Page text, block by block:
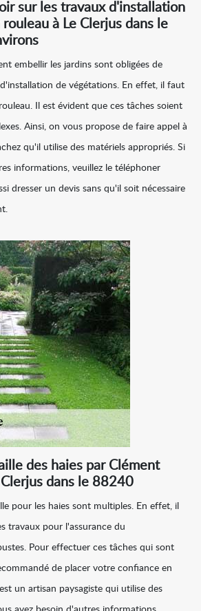
sur les travaux d'installation
à Le Clerjus dans le
embellir les jardins sont obligées de
de végétations. En effet, il faut
Il est évident que ces tâches soient
Ainsi, on vous propose de faire appel à
qu'il utilise des matériels appropriés. Si
informations, veuillez le téléphoner
dresser un devis sans qu'il soit nécessaire
des haies par Clément
Clerjus dans le 88240
pour les haies sont multiples. En effet, il
travaux pour l'assurance du
Pour effectuer ces tâches qui sont
de placer votre confiance en
un artisan paysagiste qui utilise des